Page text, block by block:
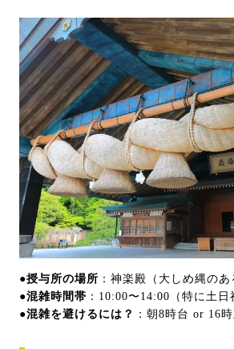
●授与所の場所 ：神楽殿（大しめ縄のあ
●混雑時間帯 ：10:00〜14:00（特に土日
●混雑を避けるには？
：朝8時台 or 16